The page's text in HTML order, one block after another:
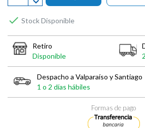
 Stock Disponible
Retiro
Disponible
Despacho a Valparaíso y Santiago
1 o 2 días hábiles
Formas de pago